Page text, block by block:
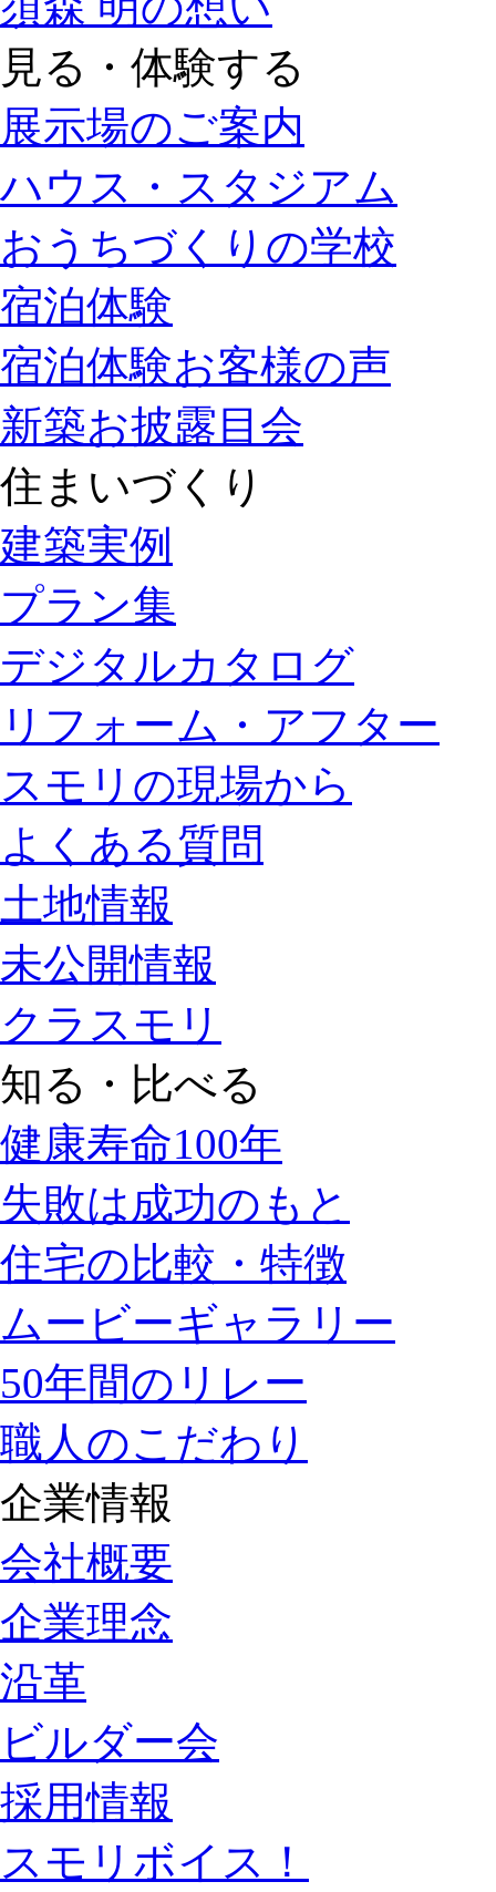
見る・体験する
展示場のご案内
ハウス・スタジアム
おうちづくりの学校
宿泊体験
宿泊体験お客様の声
新築お披露目会
住まいづくり
建築実例
プラン集
デジタルカタログ
リフォーム・アフター
スモリの現場から
よくある質問
土地情報
未公開情報
クラスモリ
知る・比べる
健康寿命100年
失敗は成功のもと
住宅の比較・特徴
ムービーギャラリー
50年間のリレー
職人のこだわり
企業情報
会社概要
企業理念
沿革
ビルダー会
採用情報
スモリボイス！